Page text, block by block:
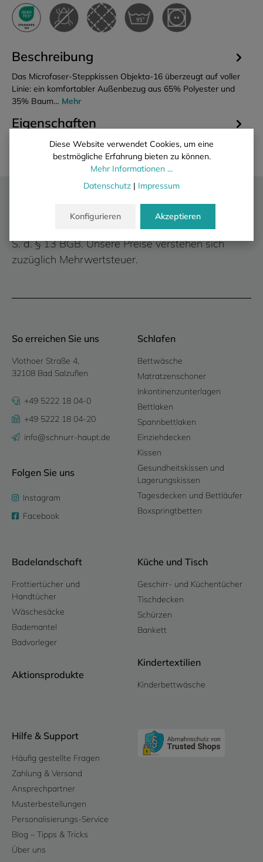
Beschreibung
Das Microfaser-Steppkissen Objekta-16 überzeugt auf voller
Linie: ein komfortabler Außenbezug aus 65% Polyester und
35% Baum… Mehr
Eigenschaften
Es erfolgt kein Verkauf an private Verbraucher i.
S. d. § 13 BGB. Unsere Preise verstehen sich
zuzüglich Mehrwertsteuer.
So erreichen Sie uns
Vlothoer Straße 4,
32108 Bad Salzuflen
+49 5222 18 04-0
+49 5222 18 04-20
info@schnurr-haupt.de
Folgen Sie uns
Instagram
Facebook
Schlafen
Bettwäsche
Matratzenschoner
Inkontinenzunterlagen
Bettlaken
Spannbettlaken
Einziehdecken
Kissen
Gesundheitskissen und
Lagerungskissen
Tagesdecken und Bettläufer
Boxspringtbetten
Badelandschaft
Frottiertücher und
Handtücher
Wäschesäcke
Bademantel
Badvorleger
Aktionsprodukte
Küche und Tisch
Geschirr- und Küchentücher
Tischdecken
Schürzen
Bankett
Kindertextilien
Kinderbettwäsche
Hilfe & Support
Häufig gestellte Fragen
Zahlung & Versand
Ansprechpartner
Musterbestellungen
Personalisierungs-Service
Blog – Tipps & Tricks
Über uns
Diese Website verwendet Cookies, um eine
bestmögliche Erfahrung bieten zu können.
Mehr Informationen ...
Datenschutz | Impressum
Konfigurieren Akzeptieren